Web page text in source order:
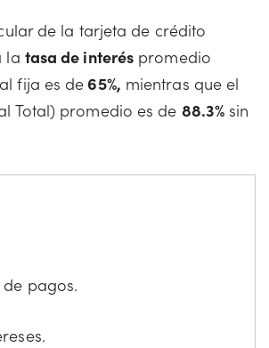
de la tarjeta de crédito
la tasa de interés promedio
fija es de 65%, mientras que el
Total) promedio es de 88.3%sin
pagos.